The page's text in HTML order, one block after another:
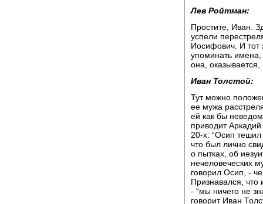
Лев Ройтман:
Простите, Иван.
успели
Иосифович. И тот
упоминать
она, оказывается,
Иван Толстой:
Тут можно
ее мужа
ей как бы
приводит
20-х: “Осип
что был лично
о пытках, об
нечеловеческих
говорил Осип, -
Признавался, что
- “мы ничего не
говорит Иван